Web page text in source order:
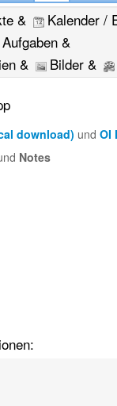
&
Kalender /
&
& Bilder &
download) undOI
Notes